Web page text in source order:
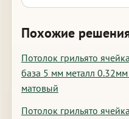
Похожие
Потолок грильято
база 5 мм металл
матовый
Потолок грильято